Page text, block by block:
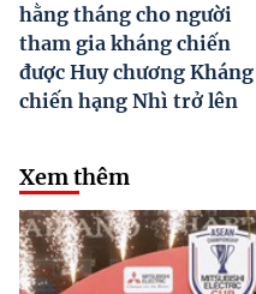
hằng tháng cho người
tham gia kháng chiến
được Huy chương Kháng
chiến hạng Nhì trở lên
Xem thêm